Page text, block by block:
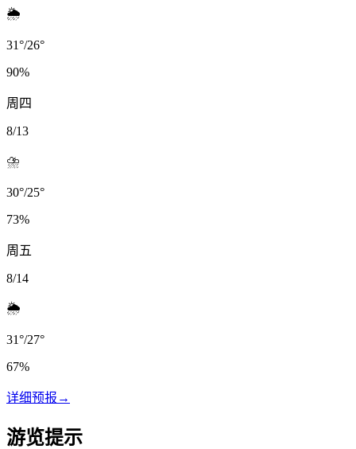
🌦️
31°/26°
90%
周四
8/13
⛈️
30°/25°
73%
周五
8/14
🌦️
31°/27°
67%
详细预报 →
游览提示